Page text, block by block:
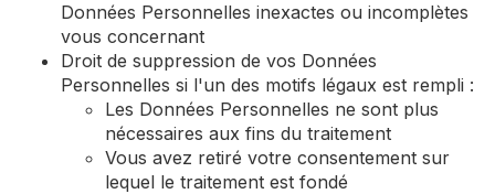
Données Personnelles inexactes ou incomplètes
vous concernant
Droit de suppression de vos Données
Personnelles si l'un des motifs légaux est rempli :
Les Données Personnelles ne sont plus
nécessaires aux fins du traitement
Vous avez retiré votre consentement sur
lequel le traitement est fondé